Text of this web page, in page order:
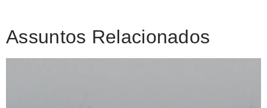
Assuntos Relacionados